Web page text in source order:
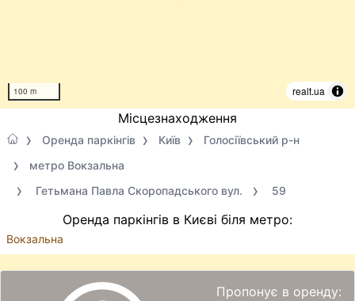
100 m realt.ua
Місцезнаходження
Оренда паркінгів Київ
Голосіївський р-н
метро Вокзальна
Гетьмана Павла Скоропадського вул.
59
Оренда паркінгів в Києві біля метро:
Вокзальна
Пропонує в оренду: